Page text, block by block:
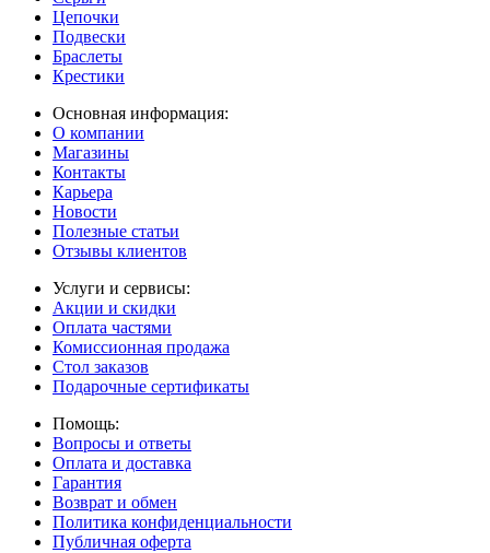
Цепочки
Подвески
Браслеты
Крестики
Основная информация:
О компании
Магазины
Контакты
Карьера
Новости
Полезные статьи
Отзывы клиентов
Услуги и сервисы:
Акции и скидки
Оплата частями
Комиссионная продажа
Стол заказов
Подарочные сертификаты
Помощь:
Вопросы и ответы
Оплата и доставка
Гарантия
Возврат и обмен
Политика конфиденциальности
Публичная оферта